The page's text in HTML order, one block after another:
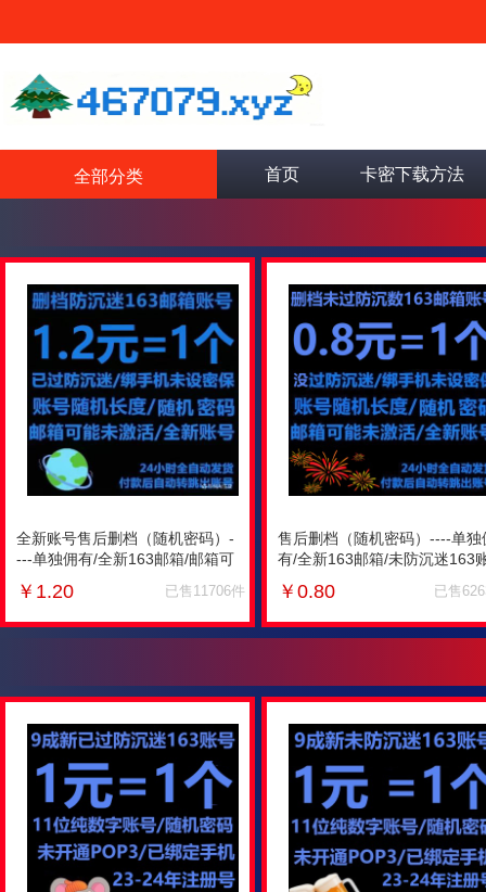
全部分类 首页 卡密下载方法
全新账号售后删档（随机密码）-
---单独佣有/全新163邮箱/邮箱可
长度随机/绑定手机/未设密保/适
合游戏
￥ 1.20 已售11706件
售后删档（随机密码）----单独
有/全新163邮箱/未防沉迷163
密保/适合游戏
￥0.80 已售